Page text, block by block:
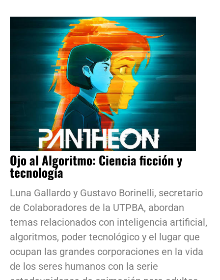
Ojo al Algoritmo: Ciencia ficción y
tecnología
Luna Gallardo y Gustavo Borinelli, secretario
de Colaboradores de la UTPBA, abordan
temas relacionados con inteligencia artificial,
algoritmos, poder tecnológico y el lugar que
ocupan las grandes corporaciones en la vida
de los seres humanos con la serie